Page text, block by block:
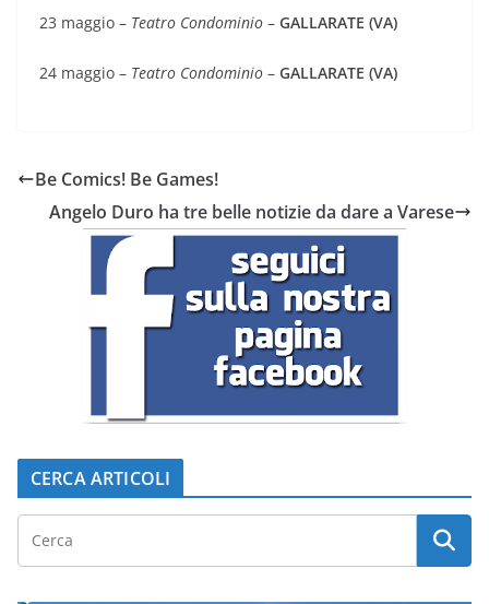
23 maggio – Teatro Condominio – GALLARATE (VA)
24 maggio – Teatro Condominio – GALLARATE (VA)
Be Comics! Be Games!
Angelo Duro ha tre belle notizie da dare a Varese
CERCA ARTICOLI